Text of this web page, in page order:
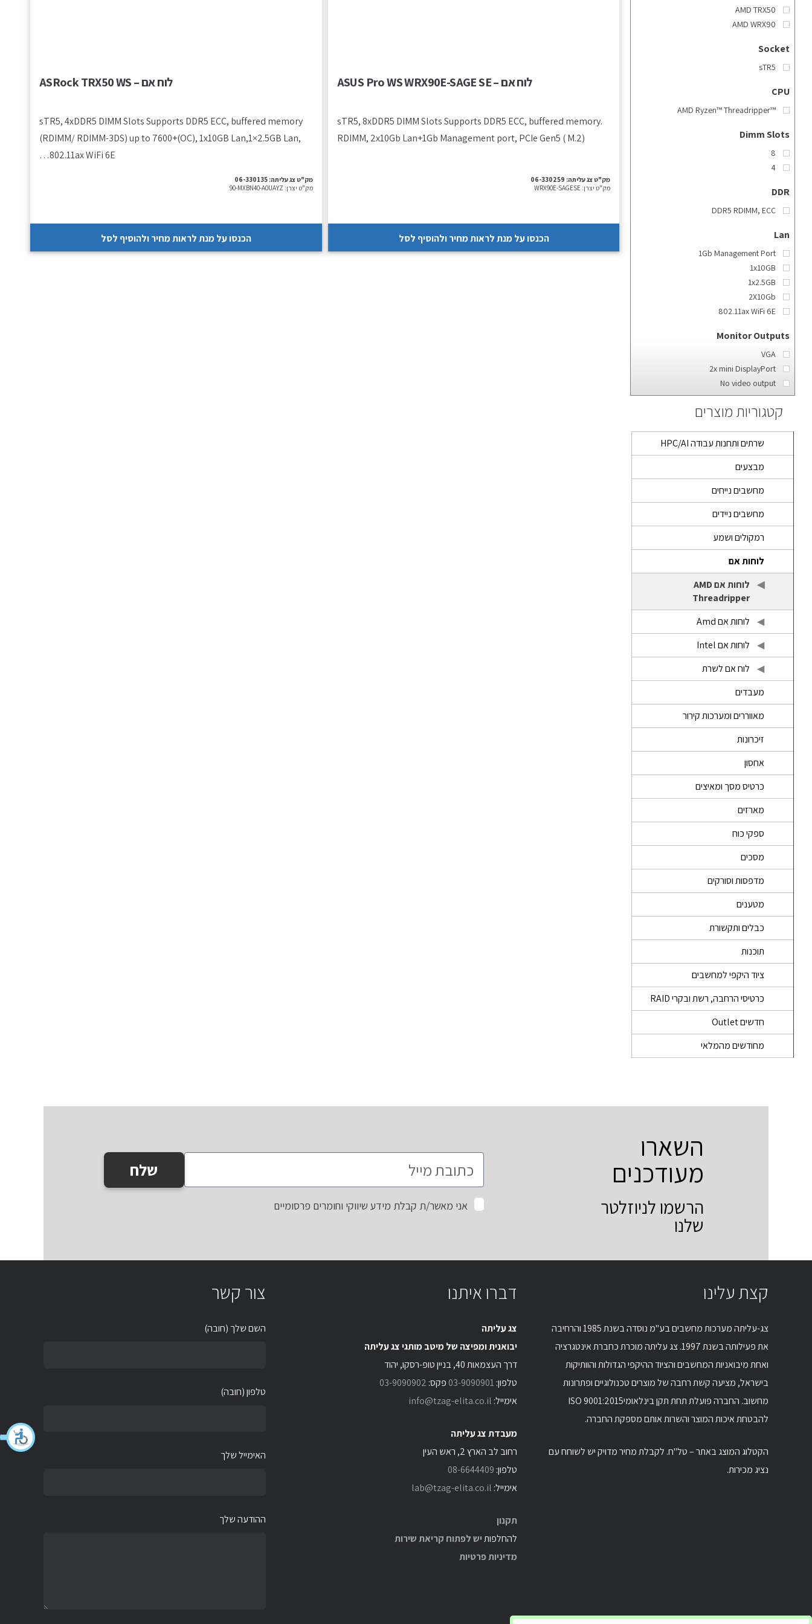
AMD TRX50
AMD WRX90
Socket
sTR5
CPU
™AMD Ryzen™ Threadripper
Dimm Slots
8
4
DDR
DDR5 RDIMM, ECC
Lan
1Gb Management Port
1x10GB
1x2.5GB
2X10Gb
802.11ax WiFi 6E
Monitor Outputs
VGA
2x mini DisplayPort
No video output
קטגוריות מוצרים
שרתים ותחנות עבודה HPC/AI
מבצעים
מחשבים נייחים
מחשבים ניידים
רמקולים ושמע
לוחות אם
לוחות אם AMD
Threadripper
לוחות אם Amd
לוחות אם Intel
לוח אם לשרת
מעבדים
מאווררים ומערכות קירור
זיכרונות
אחסון
כרטיס מסך ומאיצים
מארזים
ספקי כוח
מסכים
מדפסות וסורקים
מטענים
כבלים ותקשורת
תוכנות
ציוד היקפי למחשבים
כרטיסי הרחבה, רשת ובקרי RAID
חדשים Outlet
מחודשים מהמלאי
לוח אם – ASUS Pro WS WRX90E-SAGE SE
.sTR5, 8xDDR5 DIMM Slots Supports DDR5 ECC, buffered memory
RDIMM, 2x10Gb Lan+1Gb Management port, PCIe Gen5 ( M.2)
מק"ט צג עליתה: 06-330259
מק"ט יצרן: WRX90E-SAGESE
הכנסו על מנת לראות מחיר ולהוסיף לסל
לוח אם – ASRock TRX50 WS
sTR5, 4xDDR5 DIMM Slots Supports DDR5 ECC, buffered memory
(RDIMM/ RDIMM-3DS) up to 7600+(OC), 1x10GB Lan,1×2.5GB Lan,
802.11ax WiFi 6E…
מק"ט צג עליתה: 06-330135
מק"ט יצרן: 90-MXBN40-A0UAYZ
הכנסו על מנת לראות מחיר ולהוסיף לסל
השארו
מעודכנים
הרשמו לניוזלטר
שלנו
אני מאשר/ת קבלת מידע שיווקי וחומרים פרסומיים
שלח
קצת עלינו
צג-עליתה מערכות מחשבים בע"מ נוסדה בשנת 1985 והרחיבה
את פעילותה בשנת 1997. צג עליתה מוכרת כחברת אינטגרציה
ואחת מיבואניות המחשבים והציוד ההיקפי הגדולות והוותיקות
בישראל, מציעה קשת רחבה של מוצרים טכנולוגיים ופתרונות
מחשוב. החברה פועלת תחת תקן בינלאומיISO 9001:2015
להבטחת איכות המוצר והשרות אותם מספקת החברה.
הקטלוג המוצג באתר – טל"ח. לקבלת מחיר מדויק יש לשוחח עם
נציג מכירות.
דברו איתנו
צג עליתה
יבואנית ומפיצה של מיטב מותגי צג עליתה
דרך העצמאות 40, בניין טופ-רסקו, יהוד
טלפון: 03-9090901 פקס: 03-9090902
אימייל: info@tzag-elita.co.il
מעבדת צג עליתה
רחוב לב הארץ 2, ראש העין
טלפון: 08-6644409
אימייל: lab@tzag-elita.co.il
תקנון
להחלפותיש לפתוח קריאת שירות
מדיניות פרטיות
צור קשר
השם שלך (חובה)
טלפון (חובה)
האימייל שלך
ההודעה שלך